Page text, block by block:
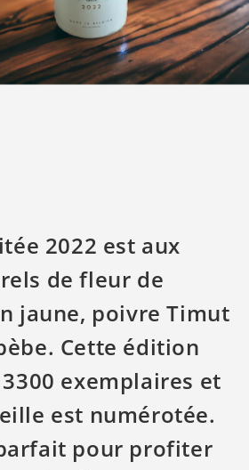
2022 est aux
de fleur de
jaune, poivre Timut
Cette édition
exemplaires et
est numérotée.
pour profiter